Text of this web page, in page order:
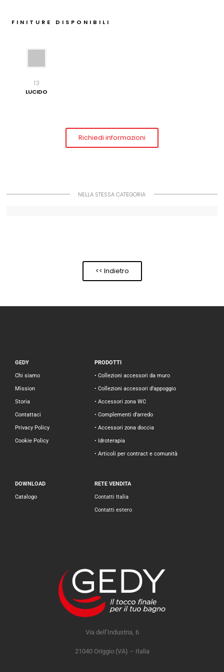
FINITURE DISPONIBILI
13
LUCIDO
Richiedi informazioni
NELLA STESSA CATEGORIA
<< Indietro
GEDY
Chi siamo
Mission
Storia
Contattaci
Privacy Policy
Cookie Policy
PRODOTTI
• Collezioni accessori da muro
• Collezioni accessori d’appoggio
• Accessori zona WC
• Complementi d’arredo
• Accessori zona doccia
• Idroterapia
• Articoli per contract e comunità
DOWNLOAD
Catalogo
RETE VENDITA
Contatti Italia
Contatti estero
Via dell’Industria, 6
21040 Origgio (VA) – Italia